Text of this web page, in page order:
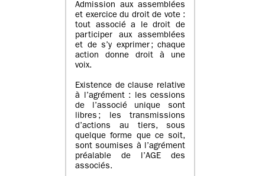
Admission aux assemblées
et exercice du droit de vote :
tout associé a le droit de
participer aux assemblées
et de s’y exprimer ; chaque
action donne droit à une
voix.
Existence de clause relative
à l’agrément : les cessions
de l’associé unique sont
libres ; les transmissions
d’actions au tiers, sous
quelque forme que ce soit,
sont soumises à l’agrément
préalable de l’AGE des
associés.